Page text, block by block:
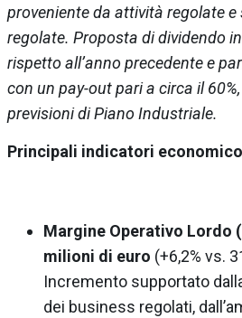
proveniente da attività regolate e
regolate. Proposta di dividendo
rispetto all’anno precedente e
con un pay-out pari a circa il
previsioni di Piano Industriale.
Principali indicatori
Margine Operativo Lordo
milioni di euro (+6,2% vs.
Incremento supportato
dei business regolati,